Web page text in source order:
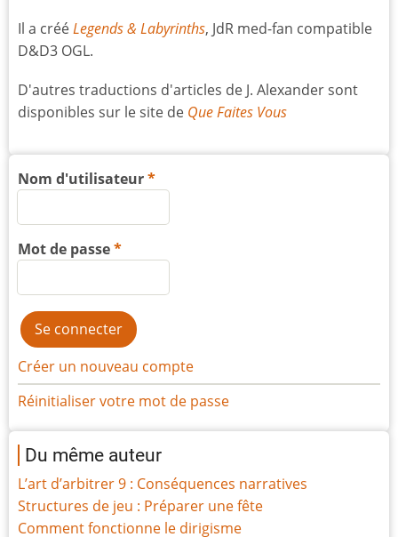
Il a crééLegends & Labyrinths, JdR med-fan compatible
D&D3 OGL.
D'autres traductions d'articles de J. Alexander sont
disponibles sur le site de Que Faites Vous
Nom d'utilisateur
Mot de passe
Créer un nouveau compte
Réinitialiser votre mot de passe
Du même auteur
L’art d’arbitrer 9 : Conséquences narratives
Structures de jeu : Préparer une fête
Comment fonctionne le dirigisme